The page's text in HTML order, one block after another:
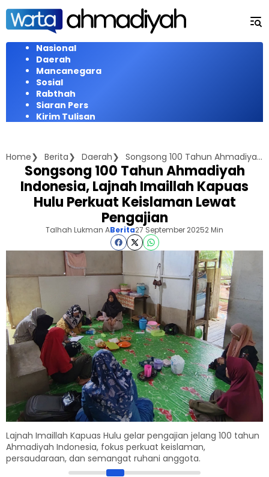
Langsung
konten
Nasional
Daerah
Mancanegara
Sosial
Rabthah
Siaran Pers
Kirim Tulisan
Home Berita Daerah Songsong 100 Tahun Ahmadiyah Indonesia, Lajnah Imaillah Kapuas Hulu Perkuat Keislaman Lewat Pengajian
Songsong 100 Tahun Ahmadiyah
Indonesia, Lajnah Imaillah Kapuas
Hulu Perkuat Keislaman Lewat
Pengajian
Talhah Lukman ABerita27 September 20252 Min
Lajnah Imaillah Kapuas Hulu gelar pengajian jelang 100 tahun
Ahmadiyah Indonesia, fokus perkuat keislaman,
persaudaraan, dan semangat ruhani anggota.